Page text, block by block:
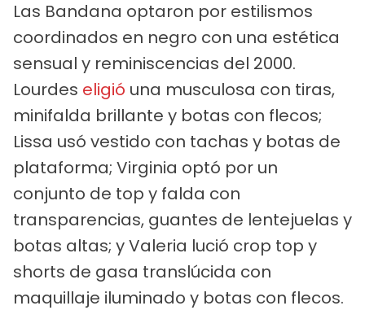
Las Bandana optaron por estilismos
coordinados en negro con una estética
sensual y reminiscencias del 2000.
Lourdes eligió una musculosa con tiras,
minifalda brillante y botas con flecos;
Lissa usó vestido con tachas y botas de
plataforma; Virginia optó por un
conjunto de top y falda con
transparencias, guantes de lentejuelas y
botas altas; y Valeria lució crop top y
shorts de gasa translúcida con
maquillaje iluminado y botas con flecos.